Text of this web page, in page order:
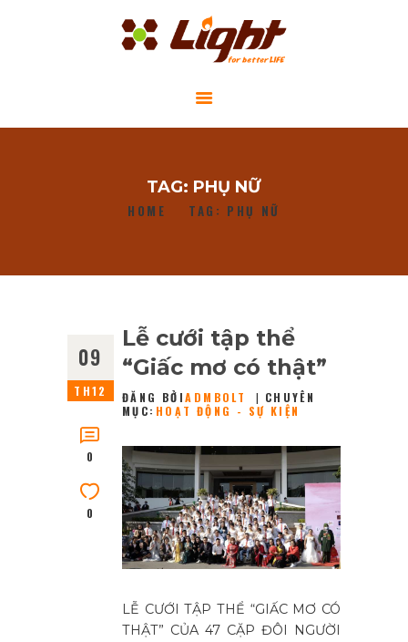
TAG: PHỤ NỮ
HOME TAG: PHỤ NỮ
DỰ ÁN CỘNG ĐỒNG
TIN TỨC
09
TH12
0
0
Lễ cưới tập thể
“Giấc mơ có thật”
ĐĂNG BỞIADMBOLT
CHUYÊN
MỤC: HOẠT ĐỘNG - SỰ KIỆN
LỄ CƯỚI TẬP THỂ “GIẤC MƠ CÓ
THẬT” CỦA 47 CẶP ĐÔI NGƯỜI